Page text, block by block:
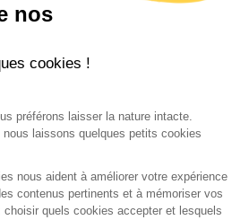
des données
de confidentialité
nos
cookies !
préférons laisser la nature intacte.
laissons quelques petits cookies
nous aident à améliorer votre expérience
contenus pertinents et à mémoriser vos
choisir quels cookies accepter et lesquels